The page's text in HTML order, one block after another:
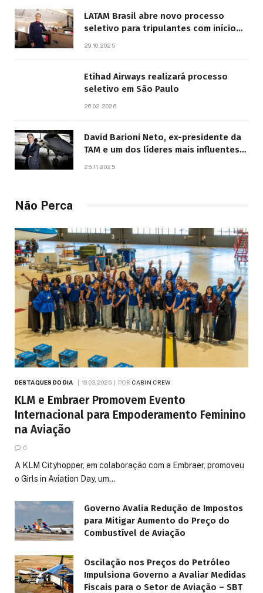
LATAM Brasil abre novo processo
seletivo para tripulantes com início
29.10.2025
Etihad Airways realizará processo
seletivo em São Paulo
26.02.2026
David Barioni Neto, ex-presidente da
TAM e um dos líderes mais influentes
25.11.2025
Não Perca
DESTAQUES DO DIA 19.03.2026 POR CABIN CREW
KLM e Embraer Promovem Evento
Internacional para Empoderamento Feminino
na Aviação
0
A KLM Cityhopper, em colaboração com a Embraer, promoveu
o Girls in Aviation Day, um…
Governo Avalia Redução de Impostos
para Mitigar Aumento do Preço do
Combustível de Aviação
Oscilação nos Preços do Petróleo
Impulsiona Governo a Avaliar Medidas
Fiscais para o Setor de Aviação – SBT